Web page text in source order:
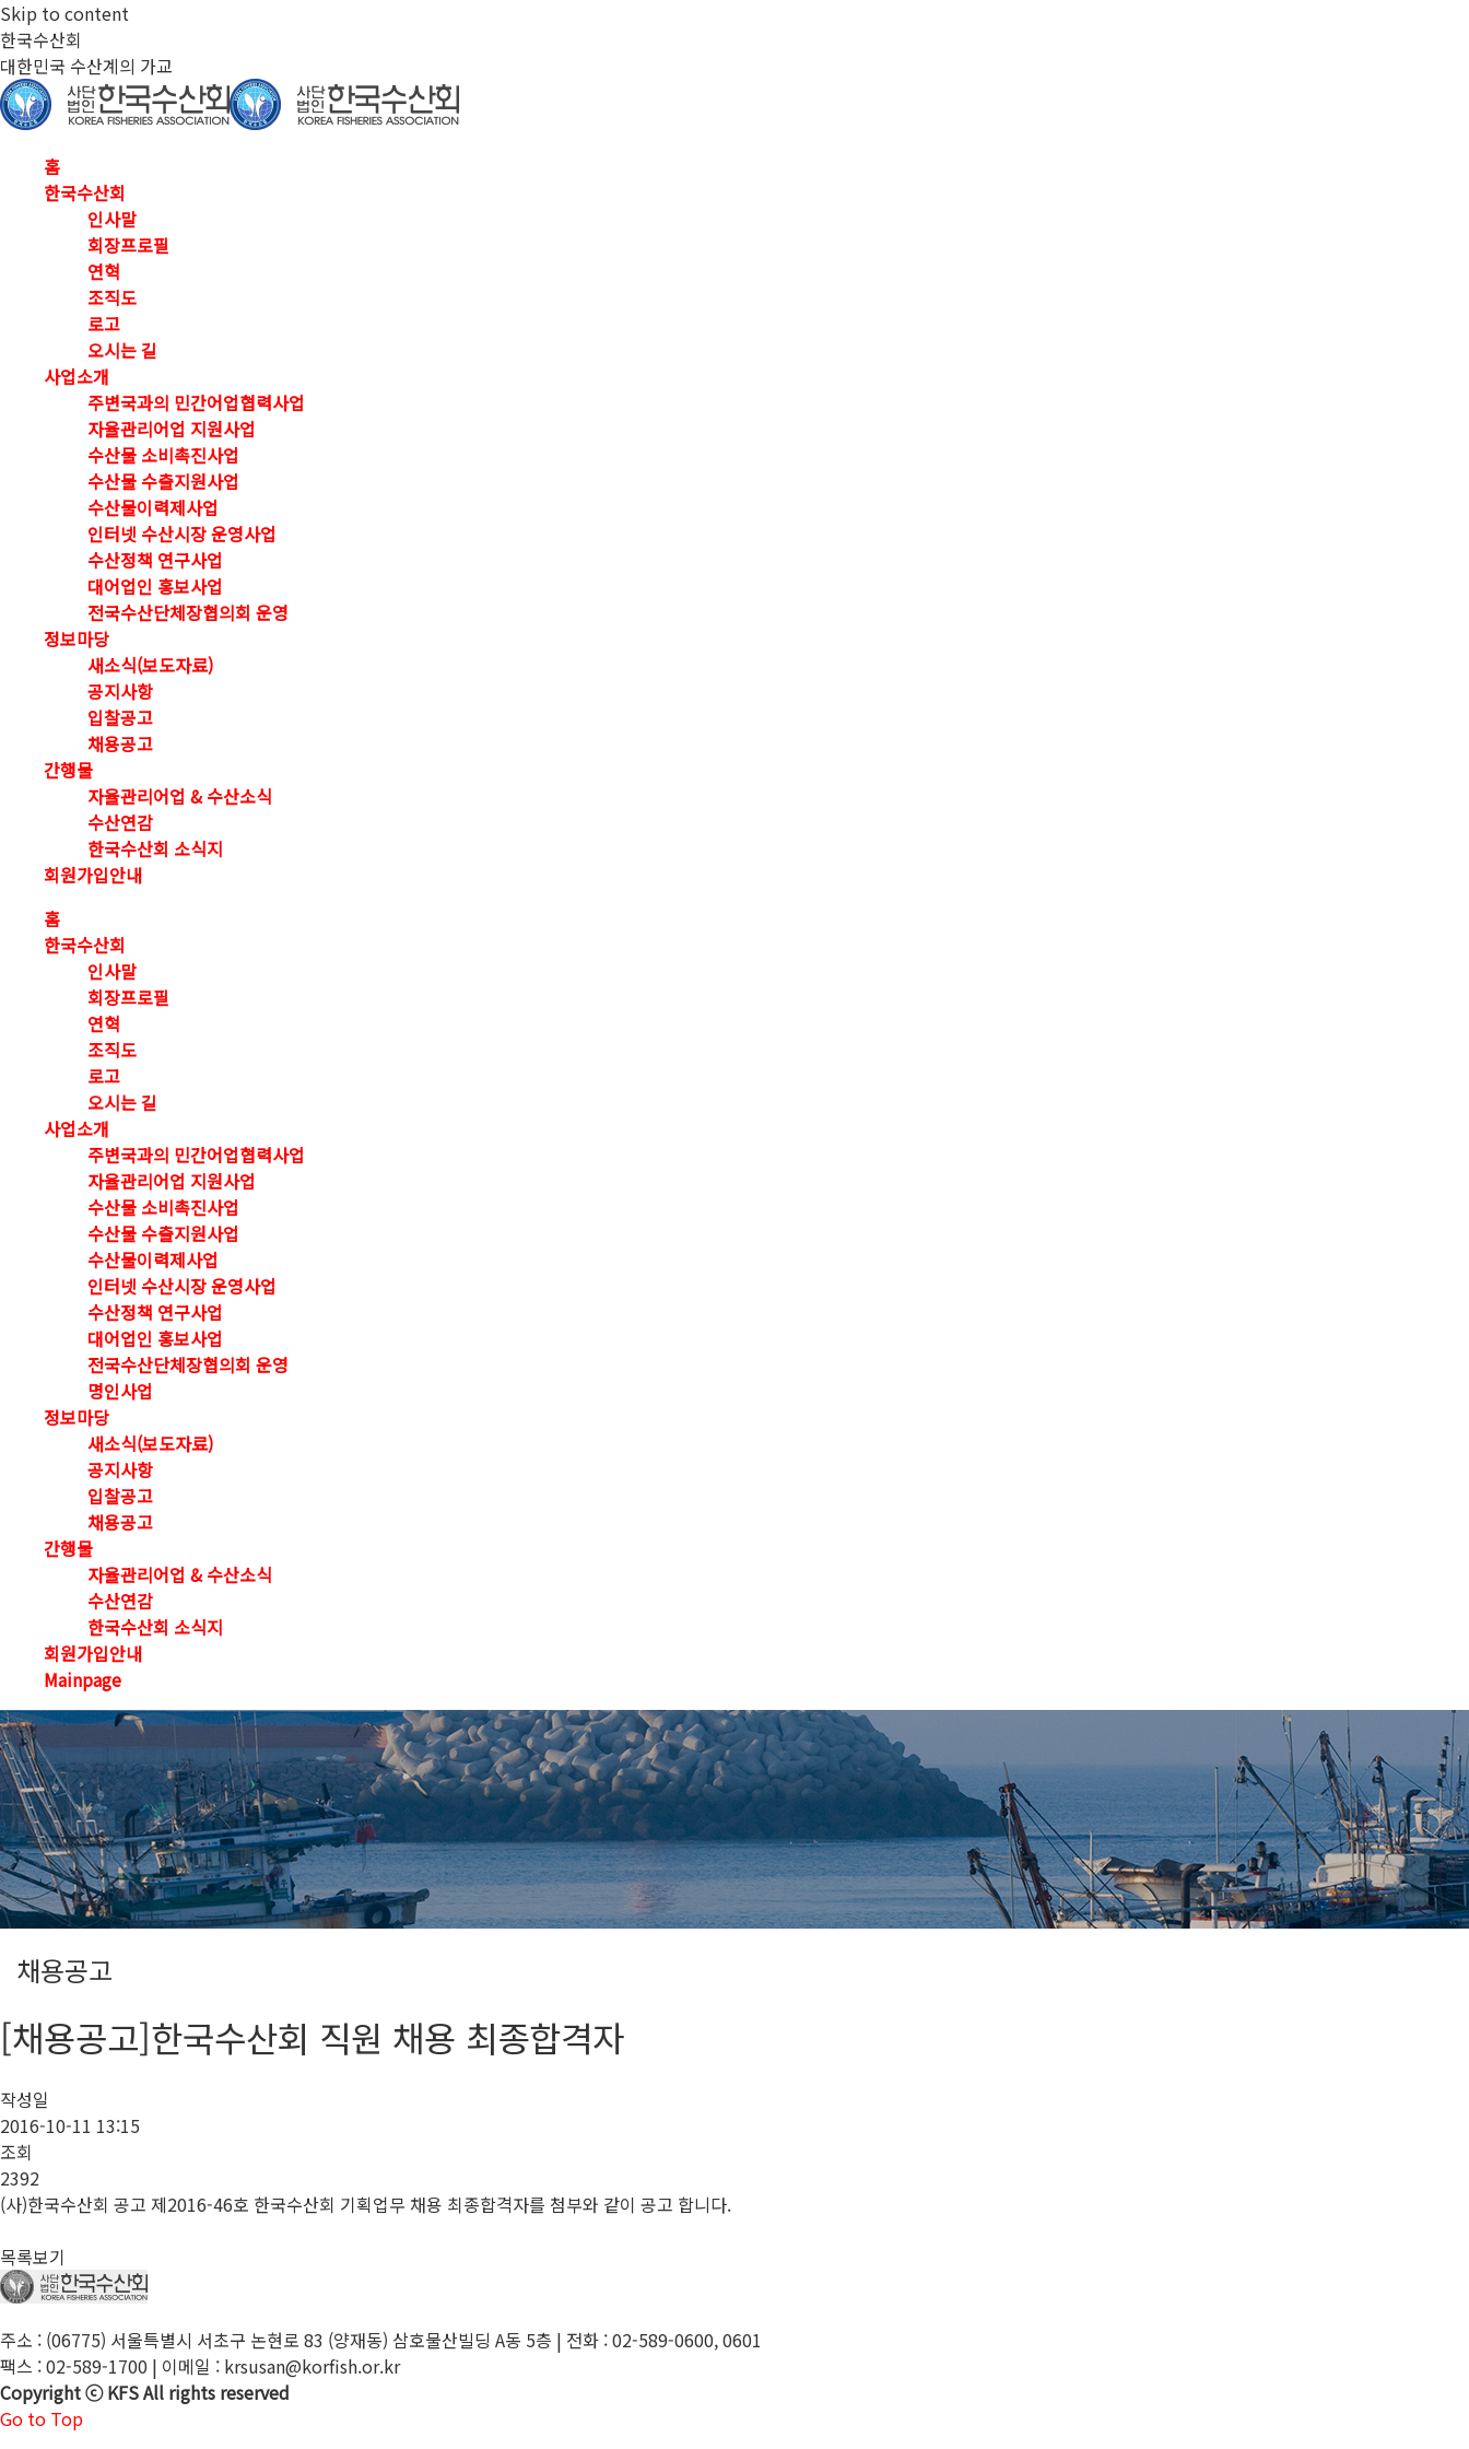
Skip to content
한국수산회
대한민국 수산계의 가교
홈
한국수산회
인사말
회장프로필
연혁
조직도
로고
오시는 길
사업소개
주변국과의 민간어업협력사업
자율관리어업 지원사업
수산물 소비촉진사업
수산물 수출지원사업
수산물이력제사업
인터넷 수산시장 운영사업
수산정책 연구사업
대어업인 홍보사업
전국수산단체장협의회 운영
정보마당
새소식(보도자료)
공지사항
입찰공고
채용공고
간행물
자율관리어업 & 수산소식
수산연감
한국수산회 소식지
회원가입안내
홈
한국수산회
인사말
회장프로필
연혁
조직도
로고
오시는 길
사업소개
주변국과의 민간어업협력사업
자율관리어업 지원사업
수산물 소비촉진사업
수산물 수출지원사업
수산물이력제사업
인터넷 수산시장 운영사업
수산정책 연구사업
대어업인 홍보사업
전국수산단체장협의회 운영
명인사업
정보마당
새소식(보도자료)
공지사항
입찰공고
채용공고
간행물
자율관리어업 & 수산소식
수산연감
한국수산회 소식지
회원가입안내
Mainpage
채용공고
[채용공고]한국수산회 직원 채용 최종합격자
작성일
2016-10-11 13:15
조회
2392
(사)한국수산회 공고 제2016-46호 한국수산회 기획업무 채용 최종합격자를 첨부와 같이 공고 합니다.
목록보기
주소 : (06775) 서울특별시 서초구 논현로 83 (양재동) 삼호물산빌딩 A동 5층 | 전화 : 02-589-0600, 0601
팩스 : 02-589-1700 | 이메일 : krsusan@korfish.or.kr
Copyright ⓒ KFS All rights reserved
Go to Top